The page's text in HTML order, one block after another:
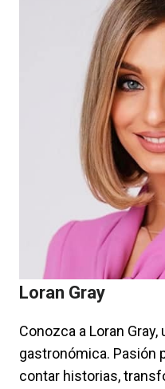
TECH
CULTURE
Loran Gray
Conozca a Loran
gastronómica. Pasión
contar historias,